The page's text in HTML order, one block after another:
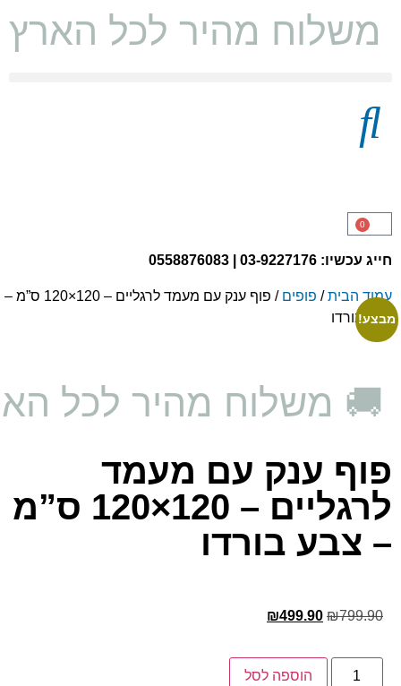
משלוח מהיר לכל הארץ
0
חייג עכשיו: 03-9227176 | 0558876083
עמוד הבית/ פופים
/ פוף ענק עם מעמד לרגליים – 120×120 ס”מ –
צבע בורדו
מבצע!
🚚 משלוח מהיר לכל
פוף ענק עם מעמד
לרגליים – 120×120 ס”מ
– צבע בורדו
₪799.90
₪499.90
הוספה לסל